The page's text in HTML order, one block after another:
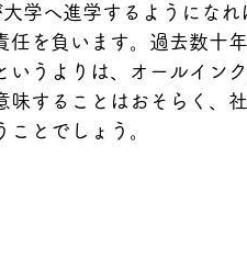
学へ進学するようになれ
任を負います。過去数十
うよりは、オールイン
することはおそらく、
とでしょう。